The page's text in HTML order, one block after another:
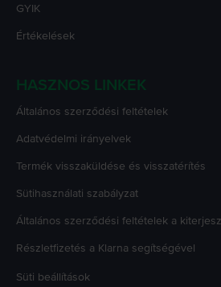
GYIK
Értékelések
HASZNOS LINKEK
Általános szerződési feltételek
Adatvédelmi irányelvek
Termék visszaküldése és visszatérítés
Sütihasználati szabályzat
Általános szerződési feltételek a
Részletfizetés a Klarna segítségével
Süti beállítások